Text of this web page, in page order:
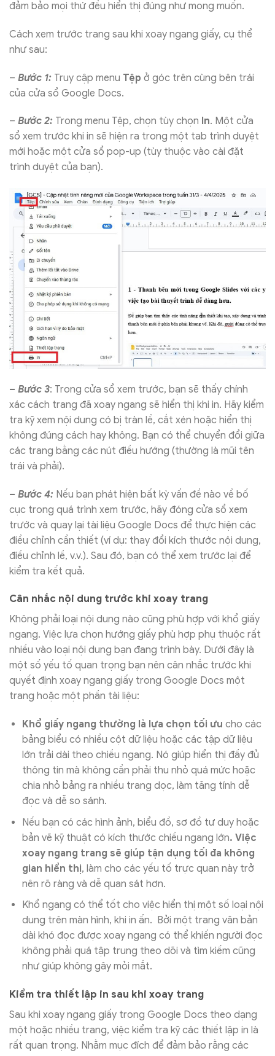
đảm bảo mọi thứ đều hiển thị đúng như mong muốn.
Cách xem trước trang sau khi xoay ngang giấy, cụ thể
như sau:
– Bước 1: Truy cập menu Tệp ở góc trên cùng bên trái
của cửa sổ Google Docs.
– Bước 2: Trong menu Tệp, chọn tùy chọn In. Một cửa
sổ xem trước khi in sẽ hiện ra trong một tab trình duyệt
mới hoặc một cửa sổ pop-up (tùy thuộc vào cài đặt
trình duyệt của bạn).
– Bước 3: Trong cửa sổ xem trước, bạn sẽ thấy chính
xác cách trang đã xoay ngang sẽ hiển thị khi in. Hãy kiểm
tra kỹ xem nội dung có bị tràn lề, cắt xén hoặc hiển thị
không đúng cách hay không. Bạn có thể chuyển đổi giữa
các trang bằng các nút điều hướng (thường là mũi tên
trái và phải).
– Bước 4: Nếu bạn phát hiện bất kỳ vấn đề nào về bố
cục trong quá trình xem trước, hãy đóng cửa sổ xem
trước và quay lại tài liệu Google Docs để thực hiện các
điều chỉnh cần thiết (ví dụ: thay đổi kích thước nội dung,
điều chỉnh lề, v.v.). Sau đó, bạn có thể xem trước lại để
kiểm tra kết quả.
Cân nhắc nội dung trước khi xoay trang
Không phải loại nội dung nào cũng phù hợp với khổ giấy
ngang. Việc lựa chọn hướng giấy phù hợp phụ thuộc rất
nhiều vào loại nội dung bạn đang trình bày. Dưới đây là
một số yếu tố quan trọng bạn nên cân nhắc trước khi
quyết định xoay ngang giấy trong Google Docs một
trang hoặc một phần tài liệu:
Khổ giấy ngang thường là lựa chọn tối ưu cho các
bảng biểu có nhiều cột dữ liệu hoặc các tập dữ liệu
lớn trải dài theo chiều ngang. Nó giúp hiển thị đầy đủ
thông tin mà không cần phải thu nhỏ quá mức hoặc
chia nhỏ bảng ra nhiều trang dọc, làm tăng tính dễ
đọc và dễ so sánh.
Nếu bạn có các hình ảnh, biểu đồ, sơ đồ tư duy hoặc
bản vẽ kỹ thuật có kích thước chiều ngang lớn. Việc
xoay ngang trang sẽ giúp tận dụng tối đa không
gian hiển thị, làm cho các yếu tố trực quan này trở
nên rõ ràng và dễ quan sát hơn.
Khổ ngang có thể tốt cho việc hiển thị một số loại nội
dung trên màn hình, khi in ấn. Bởi một trang văn bản
dài khó đọc được xoay ngang có thể khiến người đọc
không phải quá tập trung theo dõi và tìm kiếm cũng
như giúp không gây mỏi mắt.
Kiểm tra thiết lập in sau khi xoay trang
Sau khi xoay ngang giấy trong Google Docs theo dạng
một hoặc nhiều trang, việc kiểm tra kỹ các thiết lập in là
rất quan trọng. Nhằm mục đích để đảm bảo rằng các